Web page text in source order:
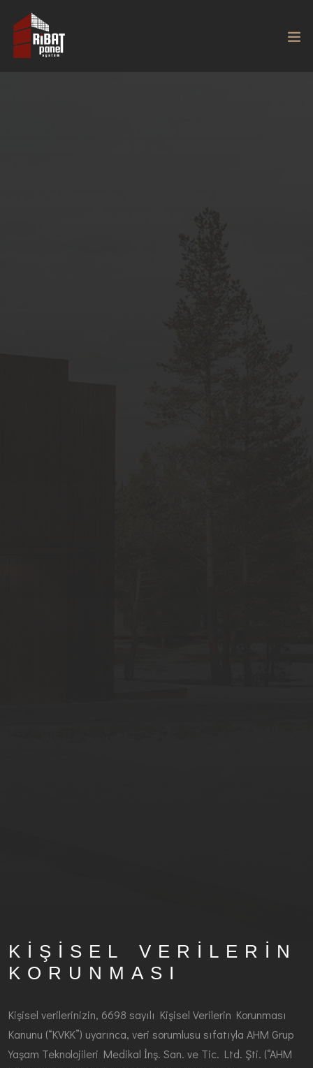
KIŞISEL VERILERIN
KORUNMASI
Kişisel verilerinizin, 6698 sayılı Kişisel Verilerin Korunması
Kanunu (“KVKK”) uyarınca, veri sorumlusu sıfatıyla AHM Grup
Yaşam Teknolojileri Medikal İnş. San. ve Tic. Ltd. Şti. (“AHM